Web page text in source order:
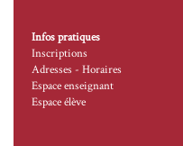
Infos pratiques
Inscriptions
Adresses - Horaires
Espace enseignant
Espace élève